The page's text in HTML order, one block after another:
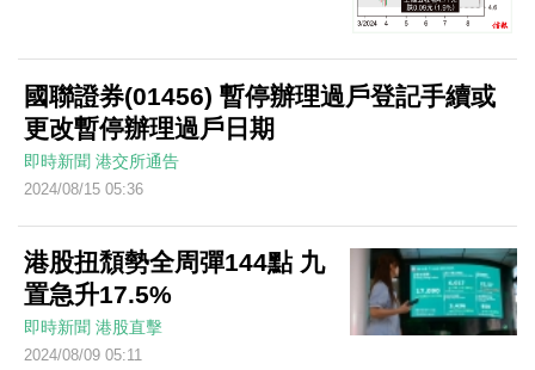
國聯證券(01456) 暫停辦理過戶登記手續或
更改暫停辦理過戶日期
即時新聞 港交所通告
2024/08/15 05:36
港股扭頹勢全周彈144點 九
置急升17.5%
即時新聞 港股直擊
2024/08/09 05:11